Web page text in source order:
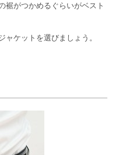
裾がつかめるぐらいがベスト
ャケットを選びましょう。